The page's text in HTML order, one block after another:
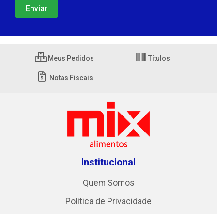
Meus Pedidos Títulos
Notas Fiscais
Institucional
Quem Somos
Política de Privacidade